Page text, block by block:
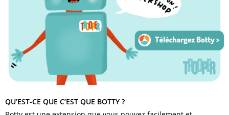
QU’EST-CE QUE C’EST QUE BOTTY ?